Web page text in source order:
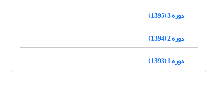
دوره 3 (1395)
دوره 2 (1394)
دوره 1 (1393)